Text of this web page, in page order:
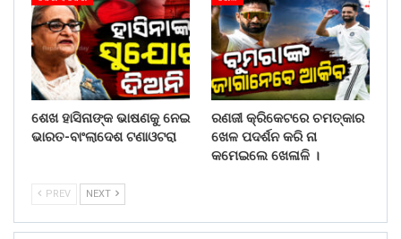
ଶେଖ ହାସିନାଙ୍କ ଭାଷଣକୁ ନେଇ
ଭାରତ-ବାଂଲାଦେଶ ଟଣାଓଟରା
ରଣଜୀ କ୍ରିକେଟରେ ଚମତ୍କାର
ଖେଳ ପଦର୍ଶନ କରି ନା
କମେଇଲେ ଖେଳାଳି ।
PREV NEXT